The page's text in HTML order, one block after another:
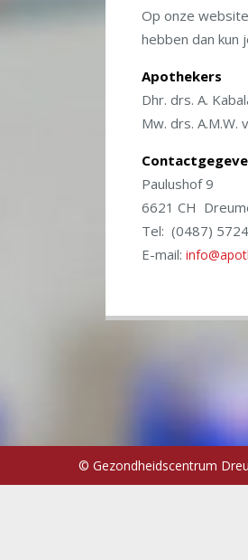
Op onze website
hebben dan kun
Apothekers
Dhr. drs. A.
Mw. drs. A.M.W.
Paulushof 9
6621 CH
Tel: (0487)
E-mail:
© Gezondheidscentrum